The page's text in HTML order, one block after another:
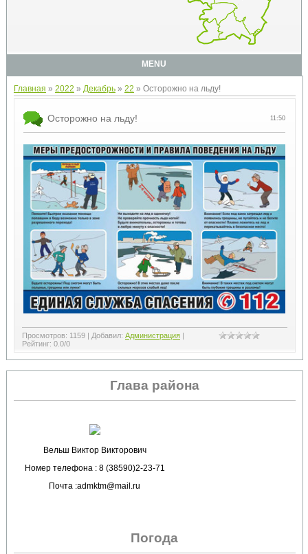
MENU
Главная » 2022 » Декабрь » 22 » Осторожно на льду!
11:50
Осторожно на льду!
Просмотров: 1159| Добавил: Администрация |
Рейтинг: 0.0/0
Глава района
Вельш Виктор Викторович
Номер телефона : 8 (38590)2-23-71
Почта :admktm@mail.ru
Погода